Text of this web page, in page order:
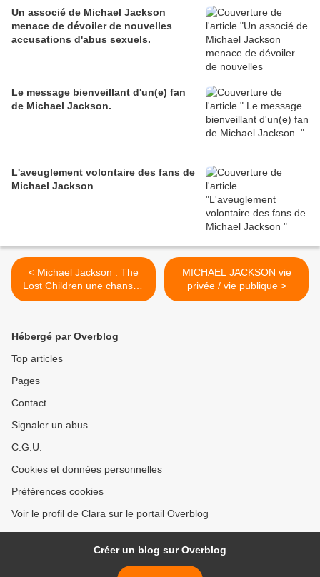
Un associé de Michael Jackson
menace de dévoiler de nouvelles
accusations d'abus sexuels.
Le message bienveillant d'un(e) fan
de Michael Jackson.
L'aveuglement volontaire des fans de
Michael Jackson
< Michael Jackson : The
Lost Children une chanson
douce ?
MICHAEL JACKSON vie
privée / vie publique >
Hébergé par Overblog
Top articles
Pages
Contact
Signaler un abus
C.G.U.
Cookies et données personnelles
Préférences cookies
Voir le profil de Clara sur le portail Overblog
Créer un blog sur Overblog